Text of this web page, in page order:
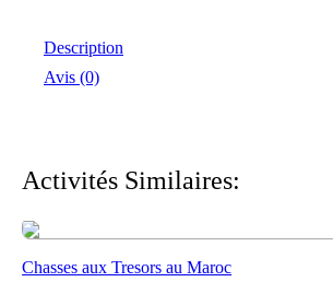
Description
Avis (0)
Activités Similaires:
Chasses aux Tresors au Maroc